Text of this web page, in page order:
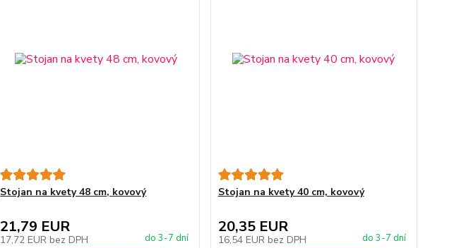
Stojan na kvety 48 cm, kovový
21,79 EUR
17,72 EUR bez DPH do 3-7 dní
Stojan na kvety 40 cm, kovový
20,35 EUR
16,54 EUR bez DPH do 3-7 dní